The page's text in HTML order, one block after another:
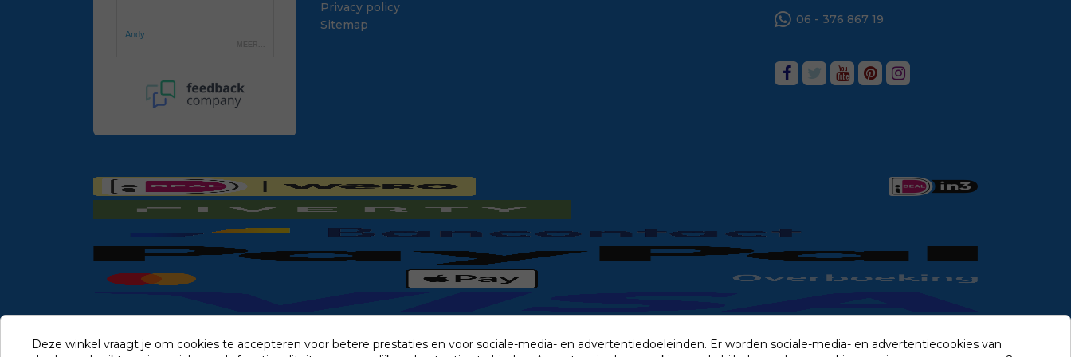
Privacy policy
Sitemap
06 - 376 867 19
Deze winkel vraagt je om cookies te accepteren voor betere prestaties en voor sociale-media- en advertentiedoeleinden. Er worden sociale-media- en advertentiecookies van